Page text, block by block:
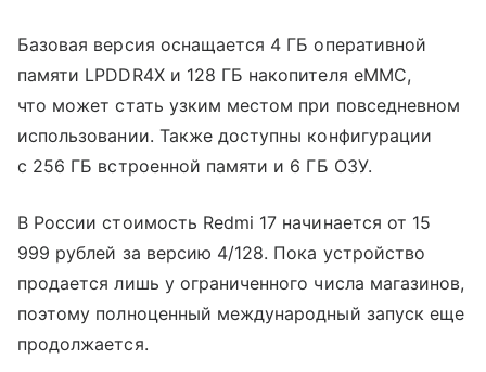
Базовая версия оснащается 4 ГБ оперативной
памяти LPDDR4X и 128 ГБ накопителя eMMC,
что может стать узким местом при повседневном
использовании. Также доступны конфигурации
с 256 ГБ встроенной памяти и 6 ГБ ОЗУ.
В России стоимость Redmi 17 начинается от 15
999 рублей за версию 4/128. Пока устройство
продается лишь у ограниченного числа магазинов,
поэтому полноценный международный запуск еще
продолжается.